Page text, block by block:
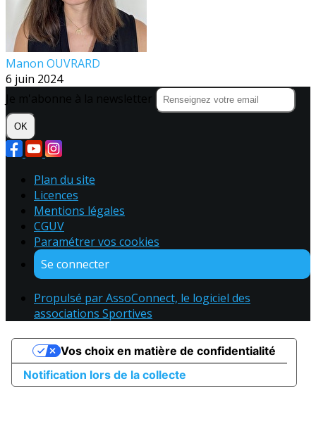
Manon OUVRARD
6 juin 2024
OK
Plan du site
Licences
Mentions légales
CGUV
Paramétrer vos cookies
Se connecter
Propulsé par AssoConnect, le logiciel des
associations Sportives
Notification lors de la collecte
Vos choix en matière de confidentialité